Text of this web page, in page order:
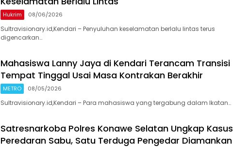
Hukrim 08/06/2026
Sultravisionary.id,Kendari – Penyuluhan keselamatan berlalu lintas terus
digencarkan…
Mahasiswa Lanny Jaya di Kendari Terancam Transisi
Tempat Tinggal Usai Masa Kontrakan Berakhir
METRO 08/05/2026
Sultravisionary.id,Kendari – Para mahasiswa yang tergabung dalam Ikatan…
Satresnarkoba Polres Konawe Selatan Ungkap Kasus
Peredaran Sabu, Satu Terduga Pengedar Diamankan